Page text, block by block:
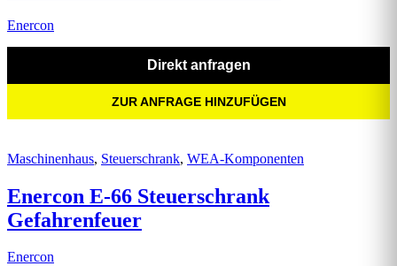
Enercon
Direkt anfragen
ZUR ANFRAGE HINZUFÜGEN
Maschinenhaus, Steuerschrank, WEA-Komponenten
Enercon E-66 Steuerschrank
Gefahrenfeuer
Enercon